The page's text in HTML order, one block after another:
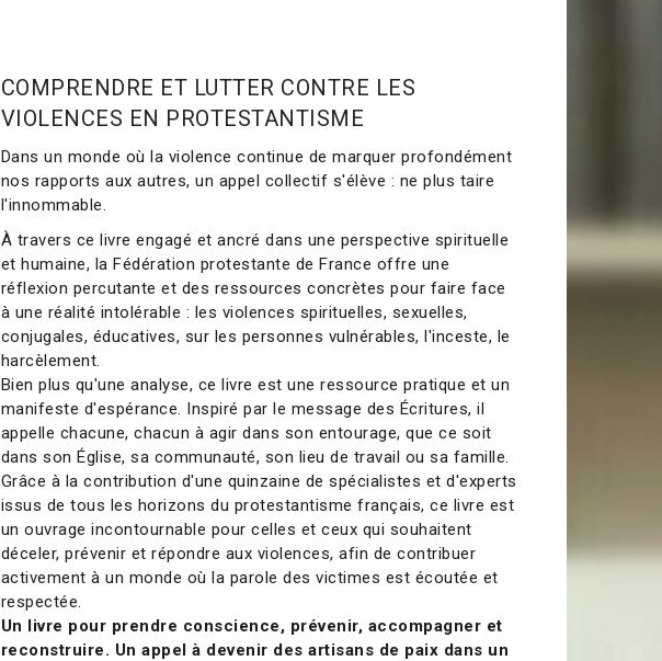
COMPRENDRE ET LUTTER CONTRE LES
VIOLENCES EN PROTESTANTISME
Dans un monde où la violence continue de marquer profondément
nos rapports aux autres, un appel collectif s'élève : ne plus taire
l'innommable.
À travers ce livre engagé et ancré dans une perspective spirituelle
et humaine, la Fédération protestante de France offre une
réflexion percutante et des ressources concrètes pour faire face
à une réalité intolérable : les violences spirituelles, sexuelles,
conjugales, éducatives, sur les personnes vulnérables, l'inceste, le
harcèlement.
Bien plus qu'une analyse, ce livre est une ressource pratique et un
manifeste d'espérance. Inspiré par le message des Écritures, il
appelle chacune, chacun à agir dans son entourage, que ce soit
dans son Église, sa communauté, son lieu de travail ou sa famille.
Grâce à la contribution d'une quinzaine de spécialistes et d'experts
issus de tous les horizons du protestantisme français, ce livre est
un ouvrage incontournable pour celles et ceux qui souhaitent
déceler, prévenir et répondre aux violences, afin de contribuer
activement à un monde où la parole des victimes est écoutée et
respectée.
Un livre pour prendre conscience, prévenir, accompagner et
reconstruire. Un appel à devenir des artisans de paix dans un